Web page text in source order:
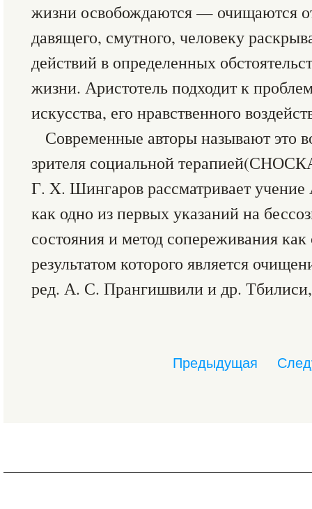
жизни освобождаются — очищаются
давящего, смутного, человеку
действий в определенных
жизни. Аристотель подходит к
искусства, его нравственного
Современные авторы называют это
зрителя социальной
Г. X. Шингаров рассматривает учение
как одно из первых указаний на
состояния и метод сопереживания
результатом которого является
ред. А. С. Прангишвили и др.
Предыдущая